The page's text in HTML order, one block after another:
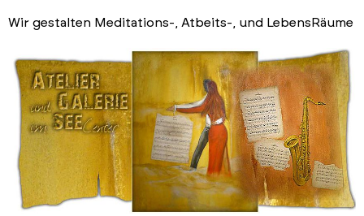
Wir gestalten Meditations-, Atbeits-, und LebensRäume